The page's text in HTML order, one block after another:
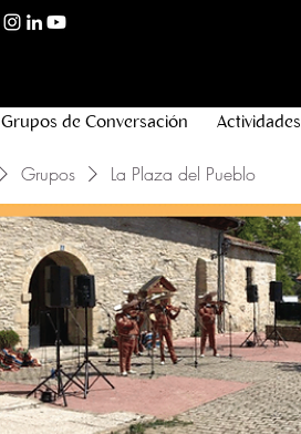
Grupos de Conversación Actividades
Grupos La Plaza del Pueblo